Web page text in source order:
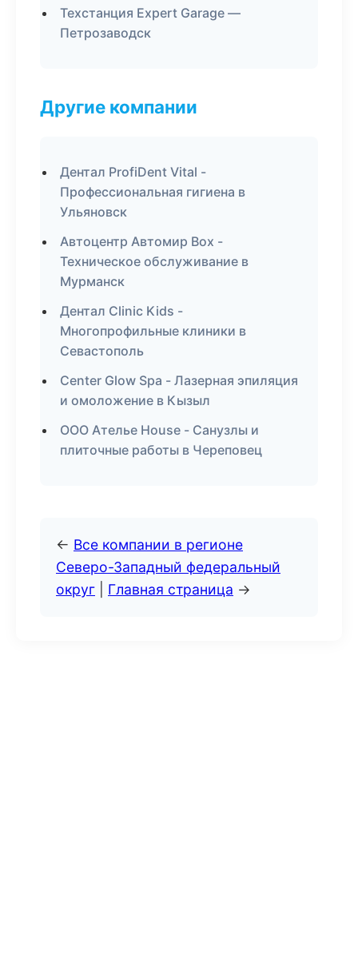
Техстанция Expert Garage —
Петрозаводск
Другие компании
Дентал ProfiDent Vital -
Профессиональная гигиена в
Ульяновск
Автоцентр Автомир Box -
Техническое обслуживание в
Мурманск
Дентал Clinic Kids -
Многопрофильные клиники в
Севастополь
Center Glow Spa - Лазерная эпиляция
и омоложение в Кызыл
ООО Ателье House - Санузлы и
плиточные работы в Череповец
← Все компании в регионе
Северо-Западный федеральный
округ
Главная страница →